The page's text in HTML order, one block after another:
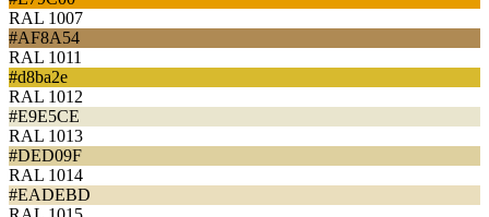
RAL 1007
#AF8A54
RAL 1011
#d8ba2e
RAL 1012
#E9E5CE
RAL 1013
#DED09F
RAL 1014
#EADEBD